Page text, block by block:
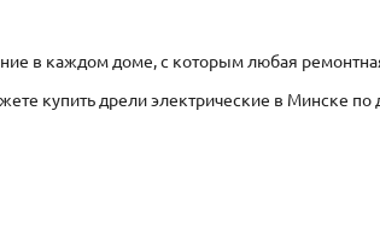
в каждом доме, с которым любая
купить дрели электрические в Минске по